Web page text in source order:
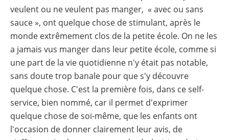
veulent ou ne veulent pas manger, « avec ou sans
sauce », ont quelque chose de stimulant, après le
monde extrêmement clos de la petite école. On ne les
a jamais vus manger dans leur petite école, comme si
une part de la vie quotidienne n'y était pas notable,
sans doute trop banale pour que s'y découvre
quelque chose. C'est la première fois, dans ce self-
service, bien nommé, car il permet d'exprimer
quelque chose de soi-même, que les enfants ont
l'occasion de donner clairement leur avis, de